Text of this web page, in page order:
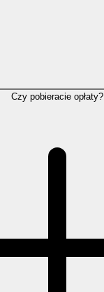
Czy pobieracie opłaty?